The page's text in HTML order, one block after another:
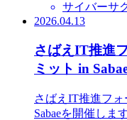
サイバーサ
2026.04.13
さばえIT推進
ミット in
さばえIT推進フ
Sabaeを開催します